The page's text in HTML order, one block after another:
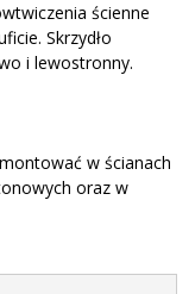
ścienne
Skrzydło
i lewostronny.
w ścianach
oraz w